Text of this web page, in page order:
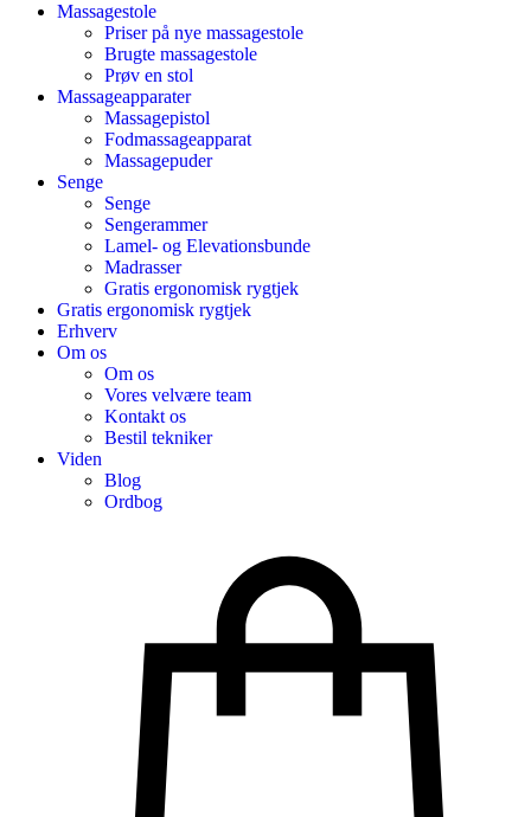
Massagestole
Priser på nye massagestole
Brugte massagestole
Prøv en stol
Massageapparater
Massagepistol
Fodmassageapparat
Massagepuder
Senge
Senge
Sengerammer
Lamel- og Elevationsbunde
Madrasser
Gratis ergonomisk rygtjek
Gratis ergonomisk rygtjek
Erhverv
Om os
Om os
Vores velvære team
Kontakt os
Bestil tekniker
Viden
Blog
Ordbog